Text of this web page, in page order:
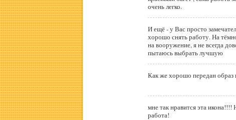
очень легко.
И ещё - у Вас просто
хорошо снять работу. На
на вооружение, я не всегда довольна фотографиями, хотя делаю много и
пытаюсь выбрать лучшую
Как же хорошо передан
мне так нравится эта
работа!